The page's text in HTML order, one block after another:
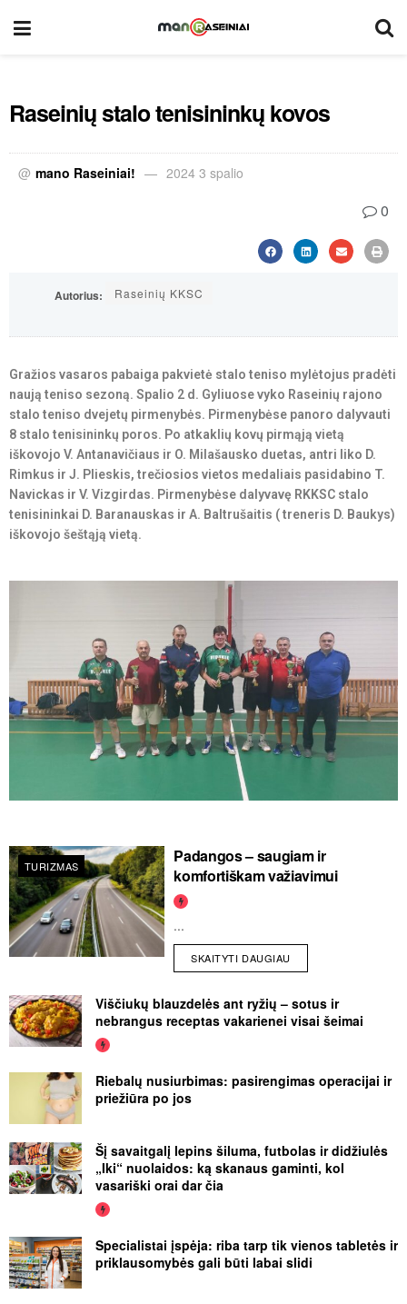
Raseinių stalo tenisininkų kovos
@ mano Raseiniai! 2024 3 spalio
0
Autorius: Raseinių KKSC
Gražios vasaros pabaiga pakvietė stalo teniso mylėtojus pradėti
naują teniso sezoną. Spalio 2 d. Gyliuose vyko Raseinių rajono
stalo teniso dvejetų pirmenybės. Pirmenybėse panoro dalyvauti
8 stalo tenisininkų poros. Po atkaklių kovų pirmąją vietą
iškovojo V. Antanavičiaus ir O. Milašausko duetas, antri liko D.
Rimkus ir J. Plieskis, trečiosios vietos medaliais pasidabino T.
Navickas ir V. Vizgirdas. Pirmenybėse dalyvavę RKKSC stalo
tenisininkai D. Baranauskas ir A. Baltrušaitis ( treneris D. Baukys)
iškovojo šeštąją vietą.
TURIZMAS
Padangos – saugiam ir
komfortiškam važiavimui
...
SKAITYTI DAUGIAU
Viščiukų blauzdelės ant ryžių – sotus ir
nebrangus receptas vakarienei visai šeimai
Riebalų nusiurbimas: pasirengimas operacijai ir
priežiūra po jos
Šį savaitgalį lepins šiluma, futbolas ir didžiulės
„Iki“ nuolaidos: ką skanaus gaminti, kol
vasariški orai dar čia
Specialistai įspėja: riba tarp tik vienos tabletės ir
priklausomybės gali būti labai slidi